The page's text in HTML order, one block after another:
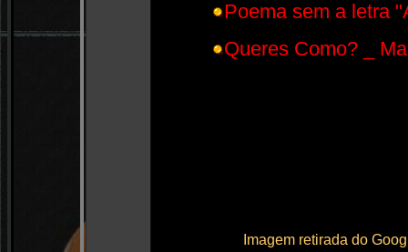
Poema sem a letra
Queres Como? _
Imagem retirada do